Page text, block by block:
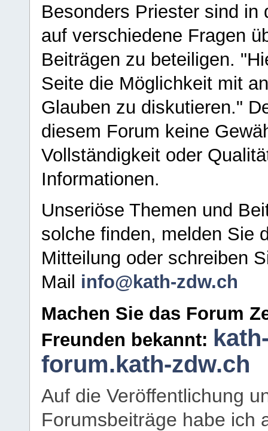
Besonders Priester sind in
auf verschiedene Fragen
Beiträgen zu beteiligen.
Seite die Möglichkeit mit
Glauben zu diskutieren."
diesem Forum keine
Vollständigkeit oder
Informationen.
Unseriöse Themen und
solche finden, melden Sie
Mitteilung oder schreiben
Mail info@kath-zdw.ch
Machen Sie das Forum
Freunden bekannt:
forum.kath-zdw.ch
Auf die Veröffentlichung
Forumsbeiträge habe ich